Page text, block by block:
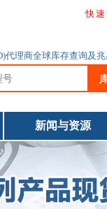
快
代理商全球库存查询及
新闻与资源